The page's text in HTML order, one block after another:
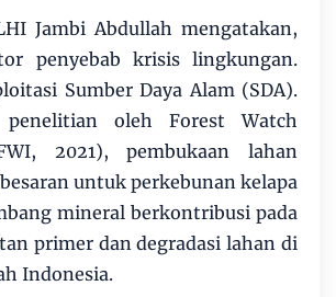
Jambi Abdullah mengatakan,
penyebab krisis lingkungan.
Sumber Daya Alam (SDA).
penelitian oleh Forest Watch
2021), pembukaan lahan
untuk perkebunan kelapa
mineral berkontribusi pada
primer dan degradasi lahan di
Indonesia.